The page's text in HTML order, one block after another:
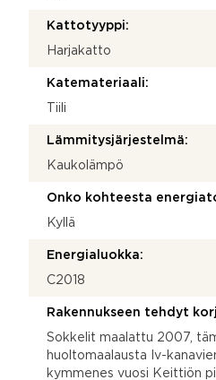
Kattotyyppi:
Harjakatto
Katemateriaali:
Tiili
Lämmitysjärjestelmä:
Kaukolämpö
Onko kohteesta
Kyllä
Energialuokka:
C2018
Rakennukseen tehdyt
Sokkelit maalattu 2007,
huoltomaalausta Iv-
kymmenes vuosi Keittiön